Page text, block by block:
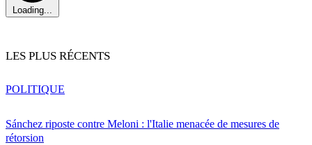
Loading...
LES PLUS RÉCENTS
Sánchez riposte contre Meloni : l'Italie menacée de mesures de
rétorsion
POLITIQUE